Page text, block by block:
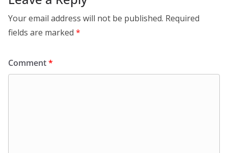
Your email address will not be published. Required
fields are marked *
Comment*